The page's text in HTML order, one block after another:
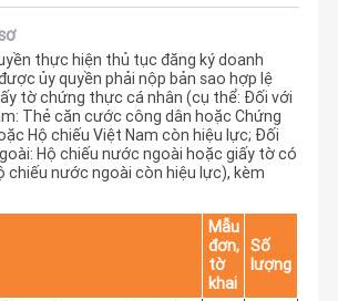
thực hiện thủ tục đăng ký doanh
ủy quyền phải nộp bản sao hợp lệ
tờ chứng thực cá nhân (cụ thể: Đối với
Thẻ căn cước công dân hoặc Chứng
Hộ chiếu Việt Nam còn hiệu lực; Đối
Hộ chiếu nước ngoài hoặc giấy tờ có
chiếu nước ngoài còn hiệu lực), kèm
Mẫu
đơn,
tờ
khai
Số
lượng